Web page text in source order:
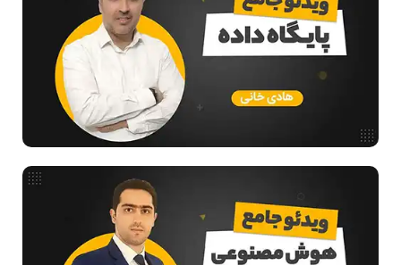
ساختمان داده
طراحی الگوریتم
هوش مصنوعی
فیلم حل سوال و تست
مقالات عمومی رشته کامپیوتر
ادامه تحصیل در رشته کامپیوتر